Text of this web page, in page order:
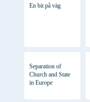
En bit på väg
Separation of
Church and State
in Europe